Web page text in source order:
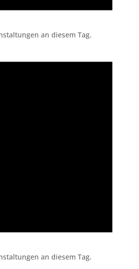
an diesem Tag.
an diesem Tag.